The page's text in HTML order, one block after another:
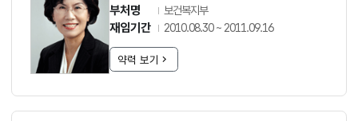
부처명 보건복지부
재임기간 2010.08.30 ~ 2011.09.16
약력 보기